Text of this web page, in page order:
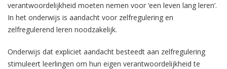
verantwoordelijkheid moeten nemen voor ‘een leven lang leren’.
In het onderwijs is aandacht voor zelfregulering en
zelfregulerend leren noodzakelijk.
Onderwijs dat expliciet aandacht besteedt aan zelfregulering
stimuleert leerlingen om hun eigen verantwoordelijkheid te